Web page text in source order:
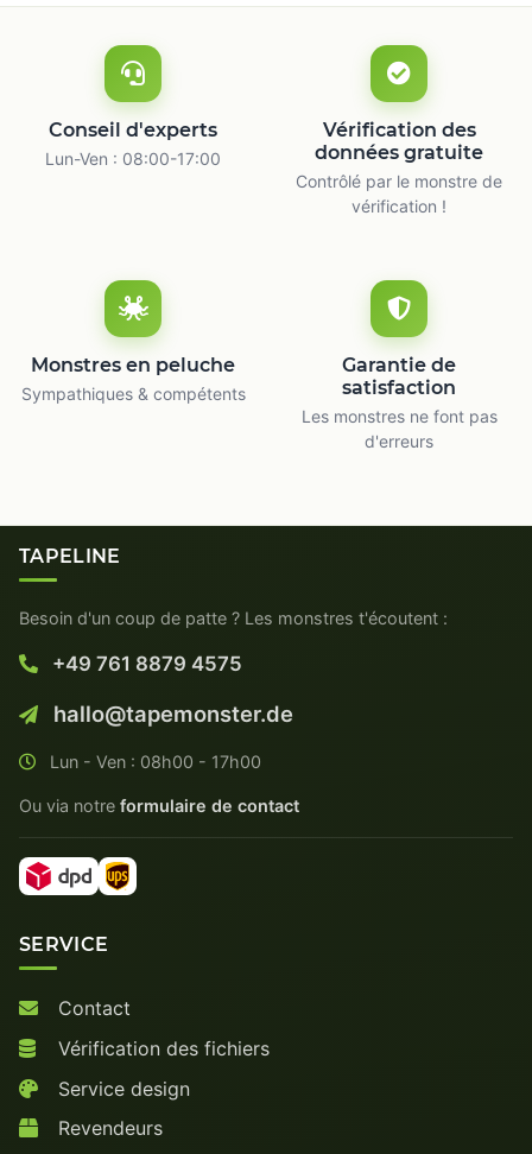
Conseil d'experts
Lun-Ven : 08:00-17:00
Vérification des
données gratuite
Contrôlé par le monstre de
vérification !
Monstres en peluche
Sympathiques & compétents
Garantie de
satisfaction
Les monstres ne font pas
d'erreurs
TAPELINE
Besoin d'un coup de patte ? Les monstres t'écoutent :
+49 761 8879 4575
hallo@tapemonster.de
Lun - Ven : 08h00 - 17h00
Ou via notre formulaire de contact
SERVICE
Contact
Vérification des fichiers
Service design
Revendeurs